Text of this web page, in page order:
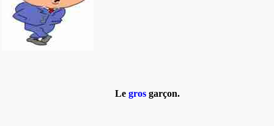
Le gros garçon.